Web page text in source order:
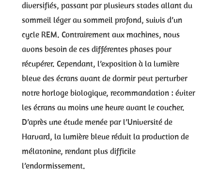
diversifiés, passant par plusieurs stades allant du
sommeil léger au sommeil profond, suivis d’un
cycle REM. Contrairement aux machines, nous
avons besoin de ces différentes phases pour
récupérer. Cependant, l’exposition à la lumière
bleue des écrans avant de dormir peut perturber
notre horloge biologique, recommandation : éviter
les écrans au moins une heure avant le coucher.
D’après une étude menée par l’Université de
Harvard, la lumière bleue réduit la production de
mélatonine, rendant plus difficile
l’endormissement.